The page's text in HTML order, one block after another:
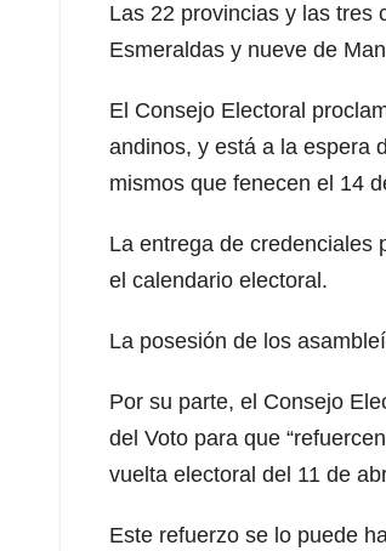
Las 22 provincias y las tres
Esmeraldas y nueve de
El Consejo Electoral
andinos, y está a la espera
mismos que fenecen el 14
La entrega de credenciales
el calendario electoral.
La posesión de los
Por su parte, el Consejo
del Voto para que
vuelta electoral del 11 de
Este refuerzo se lo puede